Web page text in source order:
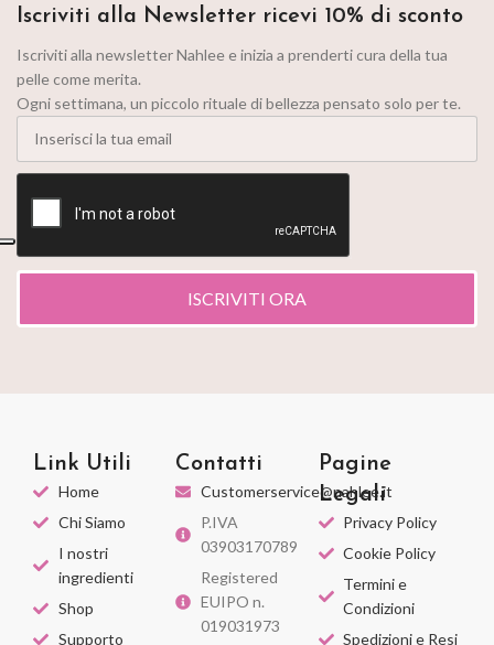
Iscriviti alla Newsletter ricevi 10% di sconto
Iscriviti alla newsletter Nahlee e inizia a prenderti cura della tua
pelle come merita.
Ogni settimana, un piccolo rituale di bellezza pensato solo per te.
ISCRIVITI ORA
Link Utili
Home
Chi Siamo
I nostri
ingredienti
Shop
Supporto
Contatti
Customerservice@nahlee.it
P.IVA
03903170789
Registered
EUIPO n.
019031973
Pagine
Legali
Privacy Policy
Cookie Policy
Termini e
Condizioni
Spedizioni e Resi